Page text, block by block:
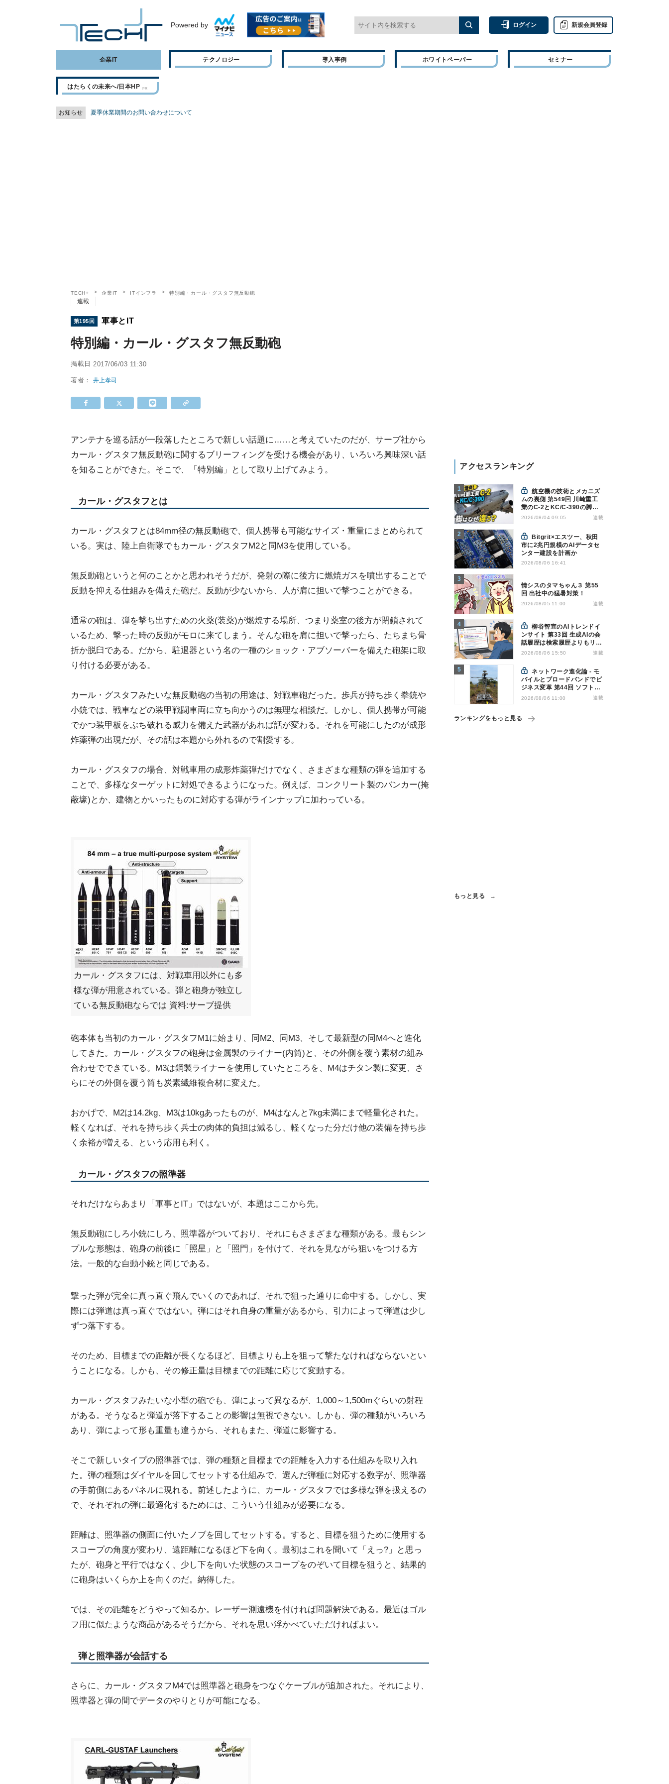
Powered by ログイン 新規会員登録
企業IT テクノロジー 導入事例 ホワイトペーパー セミナー
はたらくの未来へ/日本HP
お知らせ 夏季休業期間のお問い合わせについて
TECH+ 企業IT ITインフラ 特別編・カール・グスタフ無反動砲
連載
第195回 軍事とIT
特別編・カール・グスタフ無反動砲
掲載日 2017/06/03 11:30
著者：井上孝司
アンテナを巡る話が一段落したところで新しい話題に……と考えていたのだが、サーブ社から
カール・グスタフ無反動砲に関するブリーフィングを受ける機会があり、いろいろ興味深い話
を知ることができた。そこで、「特別編」として取り上げてみよう。
カール・グスタフとは
カール・グスタフとは84mm径の無反動砲で、個人携帯も可能なサイズ・重量にまとめられて
いる。実は、陸上自衛隊でもカール・グスタフM2と同M3を使用している。
無反動砲というと何のことかと思われそうだが、発射の際に後方に燃焼ガスを噴出することで
反動を抑える仕組みを備えた砲だ。反動が少ないから、人が肩に担いで撃つことができる。
通常の砲は、弾を撃ち出すための火薬(装薬)が燃焼する場所、つまり薬室の後方が閉鎖されて
いるため、撃った時の反動がモロに来てしまう。そんな砲を肩に担いで撃ったら、たちまち骨
折か脱臼である。だから、駐退器という名の一種のショック・アブソーバーを備えた砲架に取
り付ける必要がある。
カール・グスタフみたいな無反動砲の当初の用途は、対戦車砲だった。歩兵が持ち歩く拳銃や
小銃では、戦車などの装甲戦闘車両に立ち向かうのは無理な相談だ。しかし、個人携帯が可能
でかつ装甲板をぶち破れる威力を備えた武器があれば話が変わる。それを可能にしたのが成形
炸薬弾の出現だが、その話は本題から外れるので割愛する。
カール・グスタフの場合、対戦車用の成形炸薬弾だけでなく、さまざまな種類の弾を追加する
ことで、多様なターゲットに対処できるようになった。例えば、コンクリート製のバンカー(掩
蔽壕)とか、建物とかいったものに対応する弾がラインナップに加わっている。
カール・グスタフには、対戦車用以外にも多
様な弾が用意されている。弾と砲身が独立し
ている無反動砲ならでは 資料:サーブ提供
砲本体も当初のカール・グスタフM1に始まり、同M2、同M3、そして最新型の同M4へと進化
してきた。カール・グスタフの砲身は金属製のライナー(内筒)と、その外側を覆う素材の組み
合わせでできている。M3は鋼製ライナーを使用していたところを、M4はチタン製に変更、さ
らにその外側を覆う筒も炭素繊維複合材に変えた。
おかげで、M2は14.2kg、M3は10kgあったものが、M4はなんと7kg未満にまで軽量化された。
軽くなれば、それを持ち歩く兵士の肉体的負担は減るし、軽くなった分だけ他の装備を持ち歩
く余裕が増える、という応用も利く。
カール・グスタフの照準器
それだけならあまり「軍事とIT」ではないが、本題はここから先。
無反動砲にしろ小銃にしろ、照準器がついており、それにもさまざまな種類がある。最もシン
プルな形態は、砲身の前後に「照星」と「照門」を付けて、それを見ながら狙いをつける方
法。一般的な自動小銃と同じである。
撃った弾が完全に真っ直ぐ飛んでいくのであれば、それで狙った通りに命中する。しかし、実
際には弾道は真っ直ぐではない。弾にはそれ自身の重量があるから、引力によって弾道は少し
ずつ落下する。
そのため、目標までの距離が長くなるほど、目標よりも上を狙って撃たなければならないとい
うことになる。しかも、その修正量は目標までの距離に応じて変動する。
カール・グスタフみたいな小型の砲でも、弾によって異なるが、1,000～1,500mぐらいの射程
がある。そうなると弾道が落下することの影響は無視できない。しかも、弾の種類がいろいろ
あり、弾によって形も重量も違うから、それもまた、弾道に影響する。
そこで新しいタイプの照準器では、弾の種類と目標までの距離を入力する仕組みを取り入れ
た。弾の種類はダイヤルを回してセットする仕組みで、選んだ弾種に対応する数字が、照準器
の手前側にあるパネルに現れる。前述したように、カール・グスタフでは多様な弾を扱えるの
で、それぞれの弾に最適化するためには、こういう仕組みが必要になる。
距離は、照準器の側面に付いたノブを回してセットする。すると、目標を狙うために使用する
スコープの角度が変わり、遠距離になるほど下を向く。最初はこれを聞いて「えっ?」と思っ
たが、砲身と平行ではなく、少し下を向いた状態のスコープをのぞいて目標を狙うと、結果的
に砲身はいくらか上を向くのだ。納得した。
では、その距離をどうやって知るか。レーザー測遠機を付ければ問題解決である。最近はゴル
フ用に似たような商品があるそうだから、それを思い浮かべていただければよい。
弾と照準器が会話する
さらに、カール・グスタフM4では照準器と砲身をつなぐケーブルが追加された。それにより、
照準器と弾の間でデータのやりとりが可能になる。
アクセスランキング
航空機の技術とメカニズ
ムの裏側 第549回 川崎重工
業のC-2とKC/C-390の脚は
なぜ違う? - 降着装置は複雑
2026/08/04 09:05 連載
市に2兆円規模のAIデータセ
ンター建設を計画か
2026/08/06 16:41
情シスのタマちゃん３ 第55
回 出社中の猛暑対策！
2026/08/05 11:00 連載
柳谷智宣のAIトレンドイ
ンサイト 第33回 生成AIの会
話履歴は検索履歴よりもリス
キー？今のうちに情報漏洩対
2026/08/06 15:50 連載
ネットワーク進化論 - モ
バイルとブロードバンドでビ
ジネス変革 第44回 ソフトバ
ンクが「HAPS」のプレ商用
2026/08/06 11:00 連載
ランキングをもっと見る
もっと見る